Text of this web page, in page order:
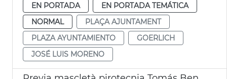
EN PORTADA
EN PORTADA TEMÁTICA
NORMAL
PLAÇA AJUNTAMENT
PLAZA AYUNTAMIENTO
GOERLICH
JOSÉ LUIS MORENO